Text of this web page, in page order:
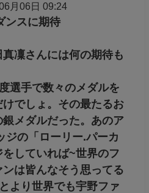
月06日 09:24
ンスに期待
凜さんには何の期待も
選手で数々のメダルを
でしょ。その最たるお
メダルだった。あのア
ジの「ローリー.パーカ
していれば~世界のフ
は皆んなそう思ってる
より世界でも宇野ファ